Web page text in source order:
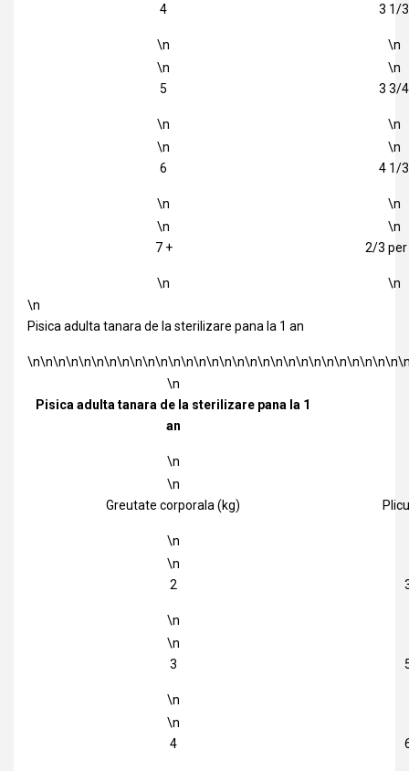
4
\n
3 1/3
\n
\n
5
\n
\n
3 3/4
\n
\n
6
\n
\n
4 1/3
\n
\n
7 +
\n
\n
2/3 per
\n
\n
Pisica adulta tanara de la sterilizare pana la 1 an
\n
Pisica adulta tanara de la sterilizare pana la 1
an
\n
\n
Greutate corporala (kg)
\n
\n
2
\n
\n
3
\n
\n
4